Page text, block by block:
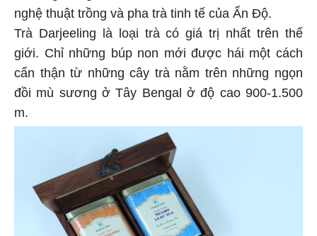
nghệ thuật trồng và pha trà tinh tế của Ấn Độ.
Trà Darjeeling là loại trà có giá trị nhất trên thế
giới. Chỉ những búp non mới được hái một cách
cẩn thận từ những cây trà nằm trên những ngọn
đồi mù sương ở Tây Bengal ở độ cao 900-1.500
m.